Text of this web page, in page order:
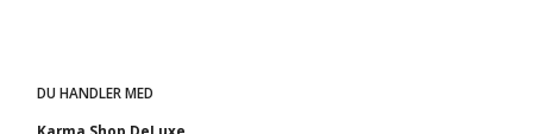
DU HANDLER MED